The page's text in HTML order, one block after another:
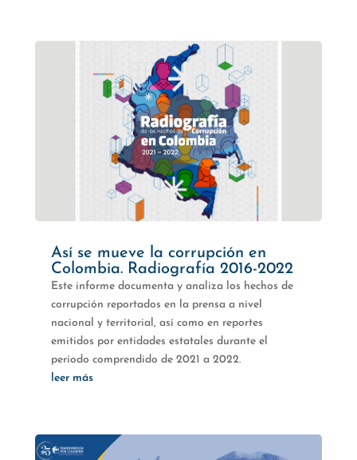
Así se mueve la corrupción en
Colombia. Radiografía 2016-2022
Este informe documenta y analiza los hechos de
corrupción reportados en la prensa a nivel
nacional y territorial, así como en reportes
emitidos por entidades estatales durante el
período comprendido de 2021 a 2022.
leer más